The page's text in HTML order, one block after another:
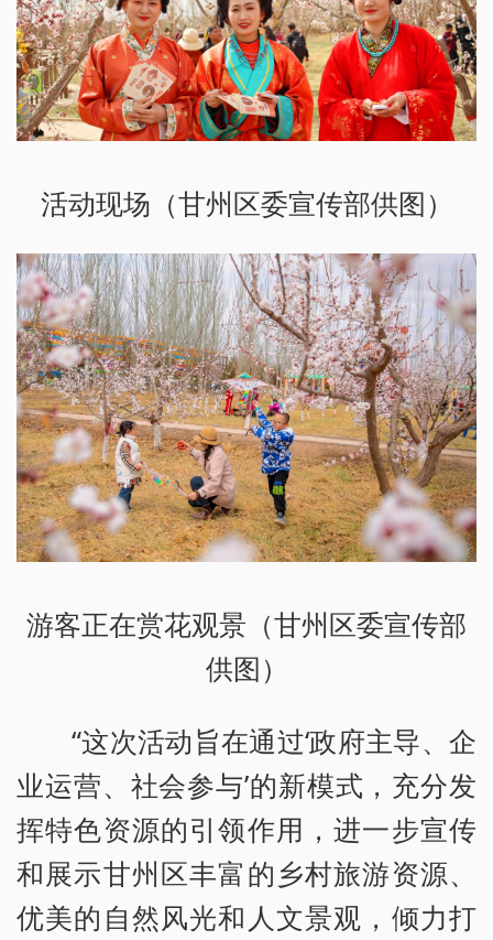
活动现场（甘州区委宣传部供图）
游客正在赏花观景（甘州区委宣传部
供图）
“这次活动旨在通过‘政府主导、企
业运营、社会参与’的新模式，充分发
挥特色资源的引领作用，进一步宣传
和展示甘州区丰富的乡村旅游资源、
优美的自然风光和人文景观，倾力打